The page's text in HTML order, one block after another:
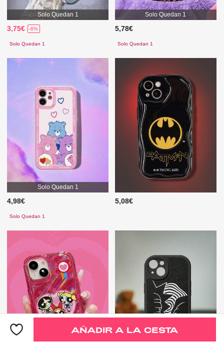
Solo Quedan 1
3,75€ -8%
Solo Quedan 1
Solo Quedan 1
5,78€
Solo Quedan 1
Solo Quedan 1
4,98€
Solo Quedan 1
5,08€
AÑADIR A LA CESTA